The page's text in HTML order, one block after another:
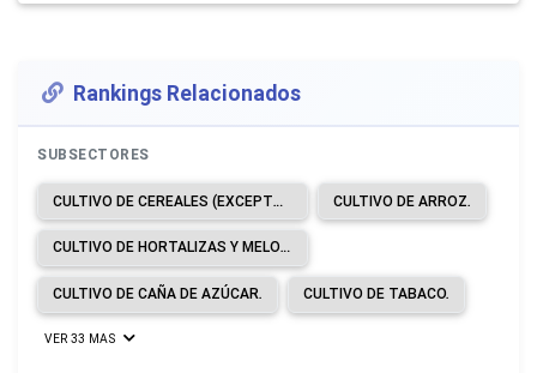
Rankings Relacionados
SUBSECTORES
CULTIVO DE CEREALES (EXCEPTO ARROZ), LEGUMBRES Y SEMILLAS OLEAGINOSAS. CULTIVO DE ARROZ.
CULTIVO DE HORTALIZAS Y MELONES, RAÍCES Y TUBÉRCULOS.
CULTIVO DE CAÑA DE AZÚCAR. CULTIVO DE TABACO.
VER 33 MAS